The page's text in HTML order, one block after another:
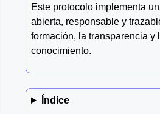
Este protocolo implementa
abierta, responsable y
formación, la transparencia y
conocimiento.
Índice